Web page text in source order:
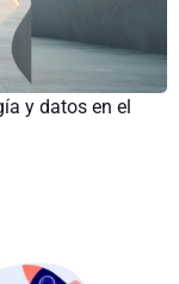
y datos en el